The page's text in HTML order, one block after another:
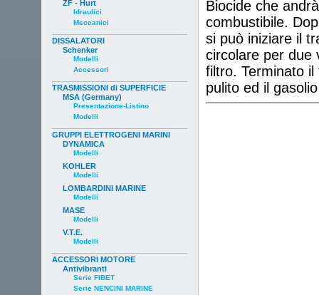
ZF - Hurt
Idraulici
Meccanici
DISSALATORI
Schenker
Modelli
Accessori
TRASMISSIONI di SUPERFICIE
MSA (Germany)
Presentazione-Listino
Modelli
GRUPPI ELETTROGENI MARINI
DYNAMICA
Modelli
KOHLER
Modelli
LOMBARDINI MARINE
Modelli
MASE
Modelli
V.T.E.
Modelli
ACCESSORI MOTORE
Antivibranti
Serie FIBET
Serie NENCINI MARINE
Biocide che
combustibile.
si può iniziare il
circolare per due
filtro. Terminato
pulito ed il